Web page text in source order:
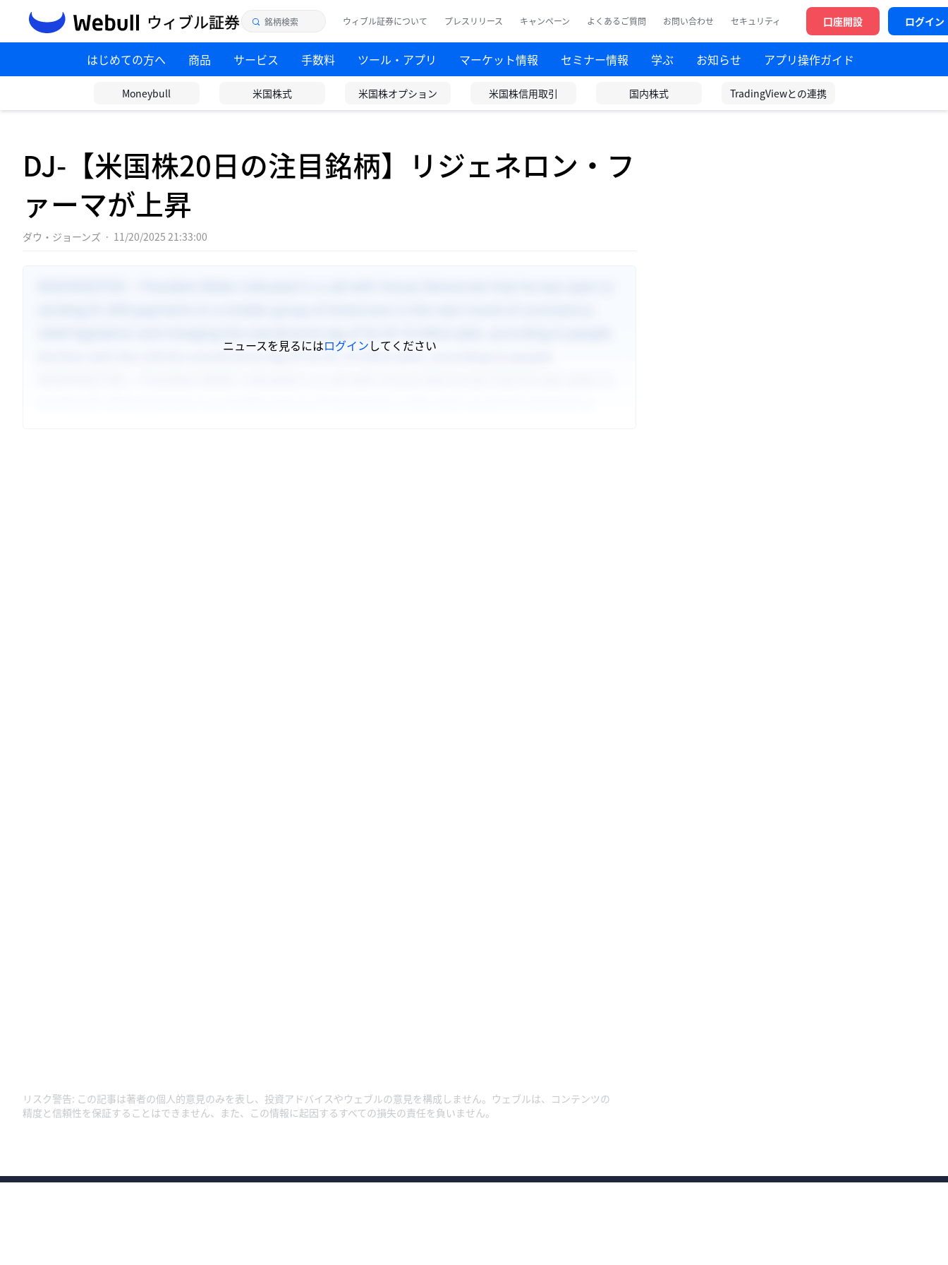
ウィブル証券について プレスリリース キャンペーン よくあるご質問 お問い合わせ セキュリティ 口座開設 ログイン
はじめての方へ 商品 サービス 手数料 ツール・アプリ マーケット情報 セミナー情報 学ぶ お知らせ アプリ操作ガイド
Moneybull 米国株式 米国株オプション 米国株信用取引 国内株式 TradingViewとの連携
DJ-【米国株20日の注目銘柄】リジェネロン・フ
ァーマが上昇
ダウ・ジョーンズ · 11/20/2025 21:33:00
ニュースを見るにはログインしてください
リスク警告: この記事は著者の個人的意見のみを表し、投資アドバイスやウェブルの意見を構成しません。ウェブルは、コンテンツの
精度と信頼性を保証することはできません、また、この情報に起因するすべての損失の責任を負いません。